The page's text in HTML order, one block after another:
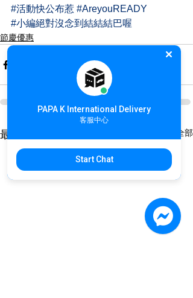
#活動快公布惹 #AreyouREADY
#小編絕對沒念到結結結巴喔
節慶優惠
最新文章 查看全部
PAPA K International Delivery
客服中心
Start Chat